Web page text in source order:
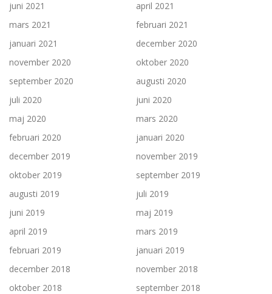
juni 2021
april 2021
mars 2021
februari 2021
januari 2021
december 2020
november 2020
oktober 2020
september 2020
augusti 2020
juli 2020
juni 2020
maj 2020
mars 2020
februari 2020
januari 2020
december 2019
november 2019
oktober 2019
september 2019
augusti 2019
juli 2019
juni 2019
maj 2019
april 2019
mars 2019
februari 2019
januari 2019
december 2018
november 2018
oktober 2018
september 2018